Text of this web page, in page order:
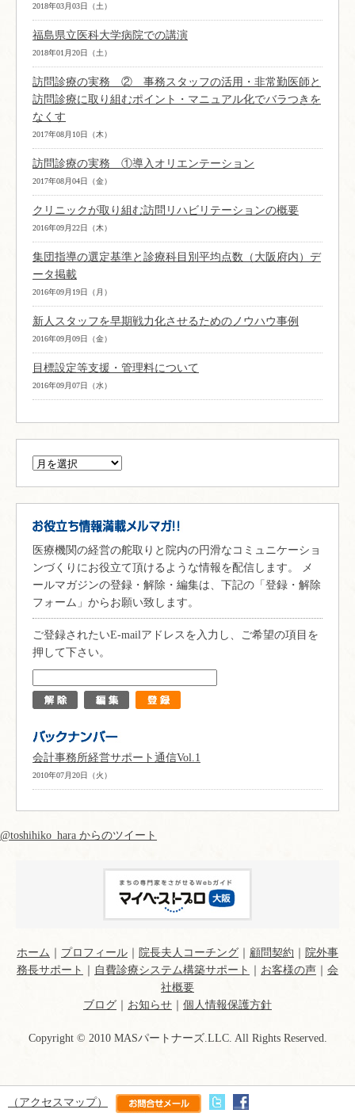
2018年03月03日（土）
福島県立医科大学病院での講演
2018年01月20日（土）
訪問診療の実務 ② 事務スタッフの活用・非常勤医師と
訪問診療に取り組むポイント・マニュアル化でバラつきを
なくす
2017年08月10日（木）
訪問診療の実務 ①導入オリエンテーション
2017年08月04日（金）
クリニックが取り組む訪問リハビリテーションの概要
2016年09月22日（木）
集団指導の選定基準と診療科目別平均点数（大阪府内）デ
ータ掲載
2016年09月19日（月）
新人スタッフを早期戦力化させるためのノウハウ事例
2016年09月09日（金）
目標設定等支援・管理料について
2016年09月07日（水）
医療機関の経営の舵取りと院内の円滑なコミュニケーショ
ンづくりにお役立て頂けるような情報を配信します。 メ
ールマガジンの登録・解除・編集は、下記の「登録・解除
フォーム」からお願い致します。
ご登録されたいE-mailアドレスを入力し、ご希望の項目を
押して下さい。
会計事務所経営サポート通信Vol.1
2010年07月20日（火）
@toshihiko_hara からのツイート
ホーム ｜ プロフィール ｜ 院長夫人コーチング ｜ 顧問契約 ｜ 院外事
務長サポート ｜ 自費診療システム構築サポート ｜ お客様の声 ｜ 会
社概要
ブログ ｜ お知らせ ｜ 個人情報保護方針
Copyright © 2010 MASパートナーズ.LLC. All Rights Reserved.
（アクセスマップ）